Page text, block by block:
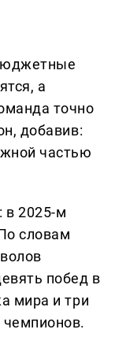
а
точно
добавив:
частью
в 2025-м
словам
побед в
мира и три